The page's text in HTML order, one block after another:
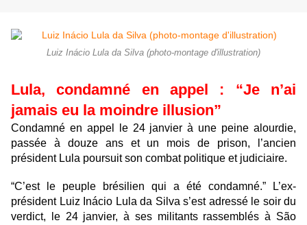
Luiz Inácio Lula da Silva (photo-montage d'illustration)
Lula, condamné en appel : “Je n’ai
jamais eu la moindre illusion”
Condamné en appel le 24 janvier à une peine alourdie,
passée à douze ans et un mois de prison, l’ancien
président Lula poursuit son combat politique et judiciaire.
“C’est le peuple brésilien qui a été condamné.” L’ex-
président Luiz Inácio Lula da Silva s’est adressé le soir du
verdict, le 24 janvier, à ses militants rassemblés à São